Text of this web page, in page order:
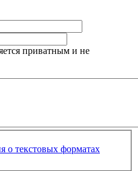
приватным и не
о текстовых форматах